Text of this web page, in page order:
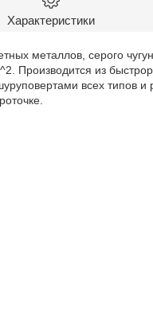
Характеристики
металлов, серого
Производится из
всех типов